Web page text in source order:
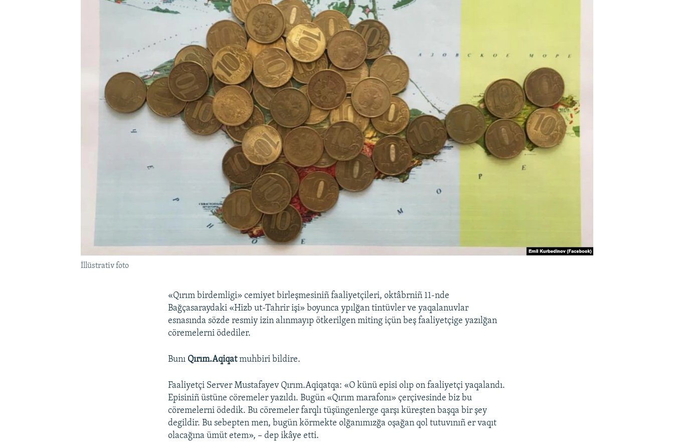
İllüstrativ foto
«Qırım birdemligi» cemiyet birleşmesiniñ faaliyetçileri, oktâbrniñ 11-nde
Bağçasaraydaki «Hizb ut-Tahrir işi» boyunca ypılğan tintüvler ve yaqalanuvlar
esnasında sözde resmiy izin alınmayıp ötkerilgen miting içün beş faaliyetçige yazılğan
cöremelerni ödediler.
Bunı Qırım.Aqiqatmuhbiri bildire.
Faaliyetçi Server Mustafayev Qırım.Aqiqatqa: «O künü episi olıp on faaliyetçi yaqalandı.
Episiniñ üstüne cöremeler yazıldı. Bugün «Qırım marafonı» çerçivesinde biz bu
cöremelerni ödedik. Bu cöremeler farqlı tüşüngenlerge qarşı küreşten başqa bir şey
degildir. Bu sebepten men, bugün körmekte olğanımızğa oşağan qol tutuvınıñ er vaqıt
olacağına ümüt etem», – dep ikâye etti.